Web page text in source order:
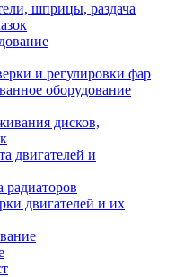
шприцы, раздача
и регулировки фар
оборудование
дисков,
двигателей и
радиаторов
двигателей и их